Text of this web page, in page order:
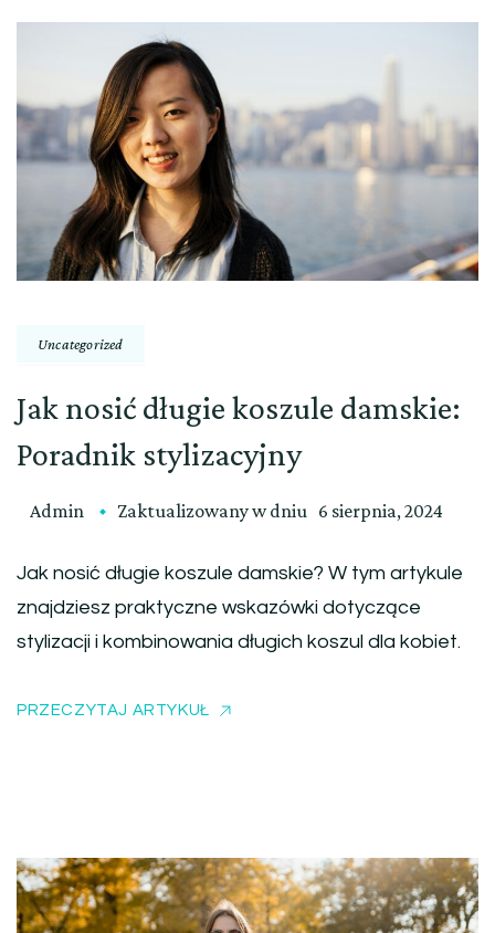
Uncategorized
Jak nosić długie koszule damskie:
Poradnik stylizacyjny
Admin Zaktualizowany w dniu 6 sierpnia, 2024
Jak nosić długie koszule damskie? W tym artykule
znajdziesz praktyczne wskazówki dotyczące
stylizacji i kombinowania długich koszul dla kobiet.
PRZECZYTAJ ARTYKUŁ